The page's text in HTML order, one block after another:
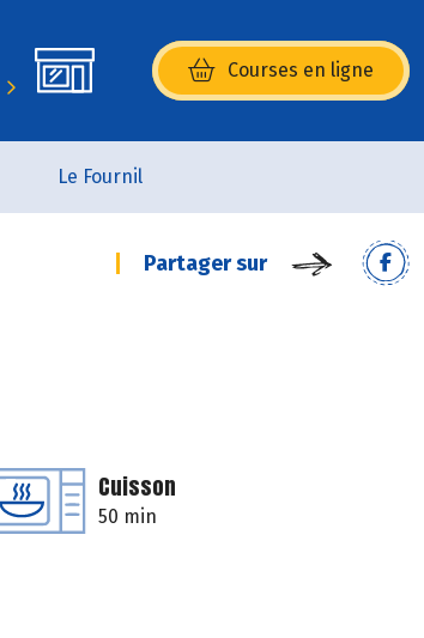
Courses en ligne
(s’ouvre dans une nouvelle
Le Fournil
Partager sur
Cuisson
50 min